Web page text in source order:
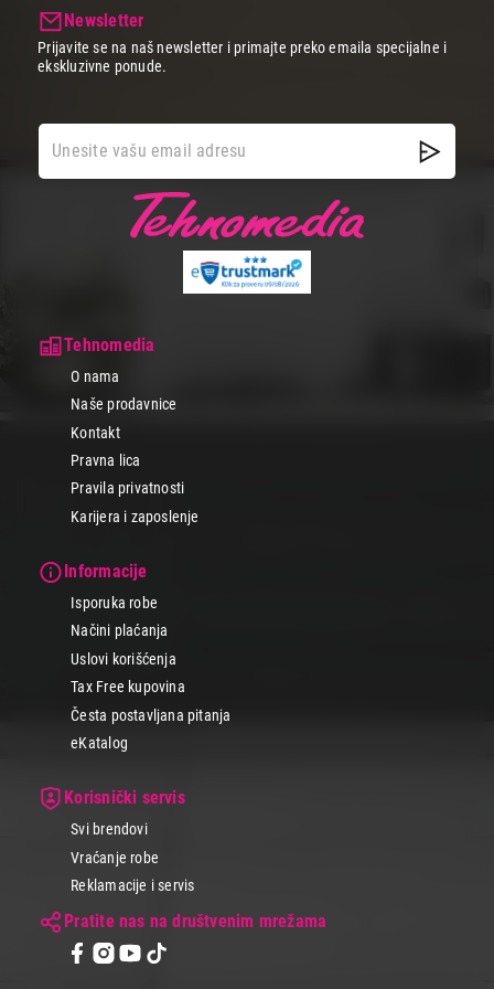
Tehnomedia
O nama
Naše prodavnice
Kontakt
Pravna lica
Pravila privatnosti
Karijera i zaposlenje
Informacije
Isporuka robe
Načini plaćanja
Uslovi korišćenja
Tax Free kupovina
Česta postavljana pitanja
eKatalog
Korisnički servis
Svi brendovi
Vraćanje robe
Reklamacije i servis
Pratite nas na društvenim mrežama
Newsletter
Prijavite se na naš newsletter i primajte preko emaila specijalne i
ekskluzivne ponude.